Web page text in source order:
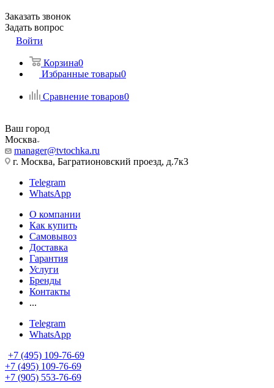
Заказать звонок
Задать вопрос
Войти
Корзина0
Избранные товары0
Сравнение товаров0
Ваш город
Москва
manager@tvtochka.ru
г. Москва, Багратионовский проезд, д.7к3
Telegram
WhatsApp
О компании
Как купить
Самовывоз
Доставка
Гарантия
Услуги
Бренды
Контакты
...
Telegram
WhatsApp
+7 (495) 109-76-69
+7 (495) 109-76-69
+7 (905) 553-76-69